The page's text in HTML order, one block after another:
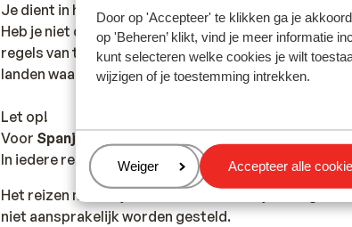
Door op 'Accepteer' te klikken ga je
op 'Beheren’ klikt, vind je meer informatie
kunt selecteren welke cookies je wilt
wijzigen of je toestemming intrekken.
Beheren
Weiger Accepteer alle
Je dient in het bezit te zijn van een geldig paspoort
Heb je niet de Nederlandse nationaliteit, dan is het
regels van toepassing zijn. Dit vraag je na bij de
landen waar je doorheen reist.
Let op!
Voor Spanje
In iedere reservering dient er minimaal 1 persoon 18
Het reizen met de juiste documenten is jouw eigen
niet aansprakelijk worden gesteld.